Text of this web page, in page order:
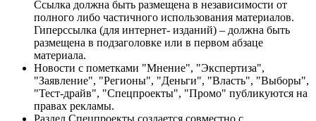
Ссылка должна быть размещена в независимости от
полного либо частичного использования материалов.
Гиперссылка (для интернет- изданий) – должна быть
размещена в подзаголовке или в первом абзаце
материала.
Новости с пометками "Мнение", "Экспертиза",
"Заявление", "Регионы", "Деньги", "Власть", "Выборы",
"Тест-драйв", "Спецпроекты", "Промо" публикуются на
правах рекламы.
Раздел Спецпроекты создается совместно с